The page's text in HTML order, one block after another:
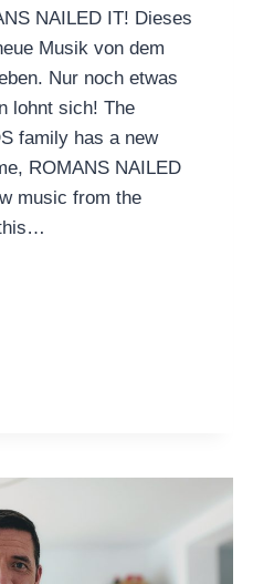
NAILED IT! Dieses
Musik von dem
Nur noch etwas
lohnt sich! The
family has a new
ROMANS NAILED
music from the